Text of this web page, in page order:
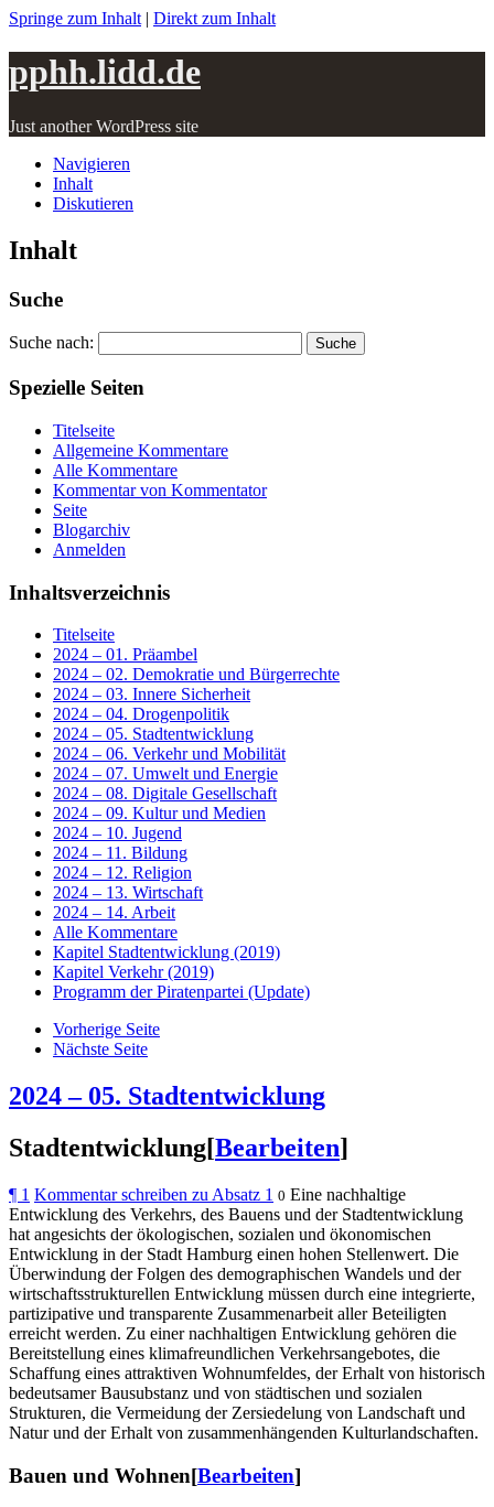
Springe zum Inhalt | Direkt zum Inhalt
pphh.lidd.de
Just another WordPress site
Navigieren
Inhalt
Diskutieren
Inhalt
Suche
Suche nach:
Spezielle Seiten
Titelseite
Allgemeine Kommentare
Alle Kommentare
Kommentar von Kommentator
Seite
Blogarchiv
Anmelden
Inhaltsverzeichnis
Titelseite
2024 – 01. Präambel
2024 – 02. Demokratie und Bürgerrechte
2024 – 03. Innere Sicherheit
2024 – 04. Drogenpolitik
2024 – 05. Stadtentwicklung
2024 – 06. Verkehr und Mobilität
2024 – 07. Umwelt und Energie
2024 – 08. Digitale Gesellschaft
2024 – 09. Kultur und Medien
2024 – 10. Jugend
2024 – 11. Bildung
2024 – 12. Religion
2024 – 13. Wirtschaft
2024 – 14. Arbeit
Alle Kommentare
Kapitel Stadtentwicklung (2019)
Kapitel Verkehr (2019)
Programm der Piratenpartei (Update)
Vorherige Seite
Nächste Seite
2024 – 05. Stadtentwicklung
Stadtentwicklung[Bearbeiten]
¶ 1 Kommentar schreiben zu Absatz 1 0 Eine nachhaltige
Entwicklung des Verkehrs, des Bauens und der Stadtentwicklung
hat angesichts der ökologischen, sozialen und ökonomischen
Entwicklung in der Stadt Hamburg einen hohen Stellenwert. Die
Überwindung der Folgen des demographischen Wandels und der
wirtschaftsstrukturellen Entwicklung müssen durch eine integrierte,
partizipative und transparente Zusammenarbeit aller Beteiligten
erreicht werden. Zu einer nachhaltigen Entwicklung gehören die
Bereitstellung eines klimafreundlichen Verkehrsangebotes, die
Schaffung eines attraktiven Wohnumfeldes, der Erhalt von historisch
bedeutsamer Bausubstanz und von städtischen und sozialen
Strukturen, die Vermeidung der Zersiedelung von Landschaft und
Natur und der Erhalt von zusammenhängenden Kulturlandschaften.
Bauen und Wohnen[Bearbeiten]